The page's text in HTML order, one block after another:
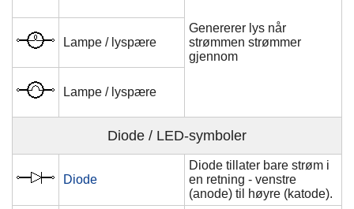
Genererer lys når
strømmen strømmer
gjennom
Lampe / lyspære
Lampe / lyspære
Diode / LED-symboler
Diode
Diode tillater bare strøm i
en retning - venstre
(anode) til høyre (katode).